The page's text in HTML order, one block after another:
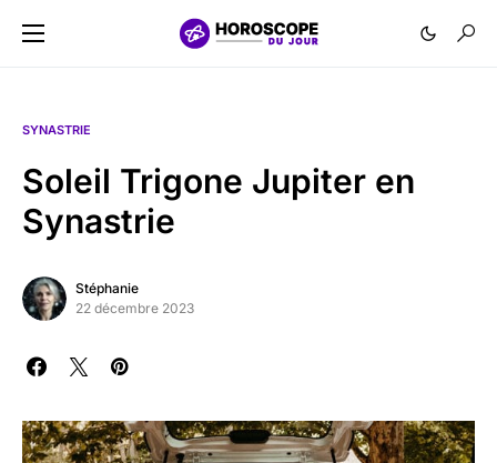
SYNASTRIE
Soleil Trigone Jupiter en
Synastrie
Stéphanie
22 décembre 2023